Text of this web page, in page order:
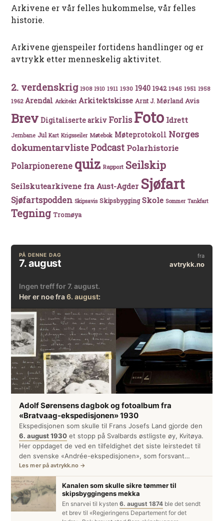
Arkivene er vår felles hukommelse, vår felles
historie.
Arkivene gjenspeiler fortidens handlinger og er
avtrykk etter menneskelig aktivitet.
2. verdenskrig 1908 1910 1911 1930 1940 1942 1945 1951 1958
1962 Arendal Arkitekt Arkitektskisse Arnt J. Mørland Avis
Brev Digitaliserte arkiv Forlis Foto Idrett
Jernbane Jul Kart Krigsseiler Møtebok Møteprotokoll Norges
dokumentarvlistePodcast Polarhistorie
Polarpionerene quiz Rapport Seilskip
Seilskutearkivene fra Aust-Agder Sjøfart
Sjøfartspodden Skipsavis Skipsbygging Skole Sommer Tankfart
Tegning Tromøya